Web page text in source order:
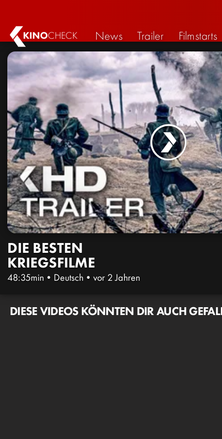
KINOCHECK News Trailer Filmstarts
DIE BESTEN
KRIEGSFILME
48:35min • Deutsch • vor 2 Jahren
DIESE VIDEOS KÖNNTEN DIR AUCH